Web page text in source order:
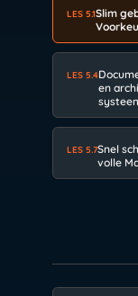
LES 5.1Slim
LES 5.4
en
LES 5.7Snel
volle